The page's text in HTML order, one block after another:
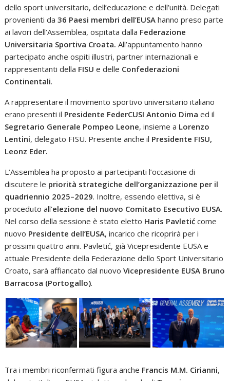
dello sport universitario, dell’educazione e dell’unità. Delegati
provenienti da36 Paesi membri dell’EUSA hanno preso parte
ai lavori dell’Assemblea, ospitata dalla Federazione
Universitaria Sportiva Croata.All’appuntamento hanno
partecipato anche ospiti illustri, partner internazionali e
rappresentanti della FISU e delle Confederazioni
Continentali.
A rappresentare il movimento sportivo universitario italiano
erano presenti il Presidente FederCUSI Antonio Dima ed il
Segretario Generale Pompeo Leone, insieme a Lorenzo
Lentini, delegato FISU. Presente anche il Presidente FISU,
Leonz Eder.
L’Assemblea ha proposto ai partecipanti l’occasione di
discutere le priorità strategiche dell’organizzazione per il
quadriennio 2025–2029. Inoltre, essendo elettiva, si è
proceduto all’elezione del nuovo Comitato Esecutivo EUSA.
Nel corso della sessione è stato eletto Haris Pavletić come
nuovo Presidente dell’EUSA, incarico che ricoprirà per i
prossimi quattro anni. Pavletić, già Vicepresidente EUSA e
attuale Presidente della Federazione dello Sport Universitario
Croato, sarà affiancato dal nuovoVicepresidente EUSA Bruno
Barracosa (Portogallo).
Tra i membri riconfermati figura anche Francis M.M. Cirianni,